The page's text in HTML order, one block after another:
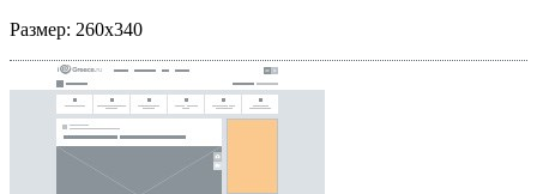
Размер: 260x340